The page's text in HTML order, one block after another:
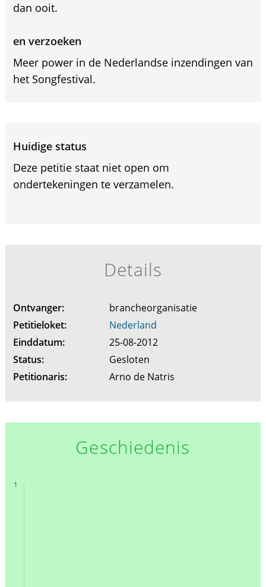
dan ooit.
en verzoeken
Meer power in de Nederlandse inzendingen van
het Songfestival.
Huidige status
Deze petitie staat niet open om
ondertekeningen te verzamelen.
Details
Ontvanger:
brancheorganisatie
Petitieloket:
Nederland
Einddatum:
25-08-2012
Status:
Gesloten
Petitionaris:
Arno de Natris
Geschiedenis